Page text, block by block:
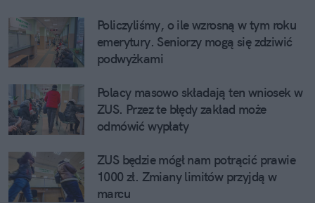
Policzyliśmy, o ile wzrosną w tym roku
emerytury. Seniorzy mogą się zdziwić
podwyżkami
Polacy masowo składają ten wniosek w
ZUS. Przez te błędy zakład może
odmówić wypłaty
ZUS będzie mógł nam potrącić prawie
1000 zł. Zmiany limitów przyjdą w
marcu